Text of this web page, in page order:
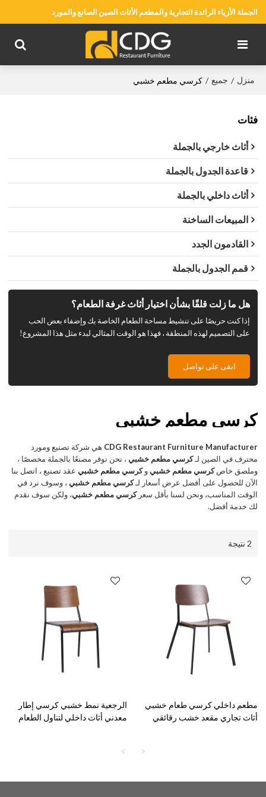
الجملة الأزياء الرائدة التجارية والمطعم الأثاث الصين الصانع والمورد
منزل / جميع / كرسي مطعم خشبي
فئات
أثاث خارجي بالجملة
قاعدة الجدول بالجملة
أثاث داخلي بالجملة
المبيعات الساخنة
القادمون الجدد
قمم الجدول بالجملة
هل ما زلت قلقًا بشأن اختيار أثاث غرفة الطعام؟
إذا كنت حريصًا على تنشيط مساحة الطعام الخاصة بك وإضفاء بعض الحب
على التصميم لهذه المنطقة ، فهذا هو الوقت المثالي لبدء مثل هذا المشروع!
ابقى على تواصل
كرسي مطعم خشبي
CDG Restaurant Furniture Manufacturer هي شركة تصنيع ومورد
محترف في الصين لـكرسي مطعم خشبي ، نحن نوفر مصنعًا بالجملة مخصصًا ،
وملصق خاصكرسي مطعم خشبيوكرسي مطعم خشبي عقد تصنيع ، اتصل بنا
الآن للحصول على أفضل عرض أسعار لـكرسي مطعم خشبي ، وسوف نرد في
الوقت المناسب، ونحن لسنا بأقل سعركرسي مطعم خشبي، ولكن سوف نقدم
لك خدمة أفضل.
2 نتيجة
مطعم داخلي كرسي طعام خشبي
أثاث تجاري مقعد خشب رقائقي
الرجعية نمط خشبي كرسي إطار
معدني أثاث داخلي لتناول الطعام